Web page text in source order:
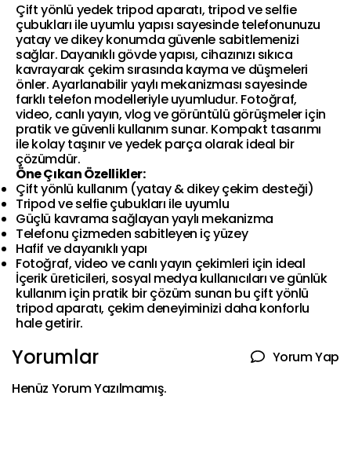
Çift yönlü yedek tripod aparatı, tripod ve selfie
çubukları ile uyumlu yapısı sayesinde telefonunuzu
yatay ve dikey konumda güvenle sabitlemenizi
sağlar. Dayanıklı gövde yapısı, cihazınızı sıkıca
kavrayarak çekim sırasında kayma ve düşmeleri
önler. Ayarlanabilir yaylı mekanizması sayesinde
farklı telefon modelleriyle uyumludur. Fotoğraf,
video, canlı yayın, vlog ve görüntülü görüşmeler için
pratik ve güvenli kullanım sunar. Kompakt tasarımı
ile kolay taşınır ve yedek parça olarak ideal bir
çözümdür.
Öne Çıkan Özellikler:
Çift yönlü kullanım (yatay & dikey çekim desteği)
Tripod ve selfie çubukları ile uyumlu
Güçlü kavrama sağlayan yaylı mekanizma
Telefonu çizmeden sabitleyen iç yüzey
Hafif ve dayanıklı yapı
Fotoğraf, video ve canlı yayın çekimleri için ideal
İçerik üreticileri, sosyal medya kullanıcıları ve günlük
kullanım için pratik bir çözüm sunan bu çift yönlü
tripod aparatı, çekim deneyiminizi daha konforlu
hale getirir.
Yorumlar
Yorum Yap
Henüz Yorum Yazılmamış.